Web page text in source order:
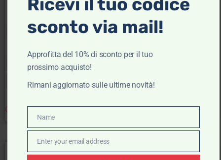
Scegli
48 50
52
56 58 60 S M
- 30% - 50%
sconto via mail!
Approfitta del 10% di sconto per il tuo
prossimo acquisto!
Rimani aggiornato sulle ultime novità!
Name
Name
Email
Enter your email address